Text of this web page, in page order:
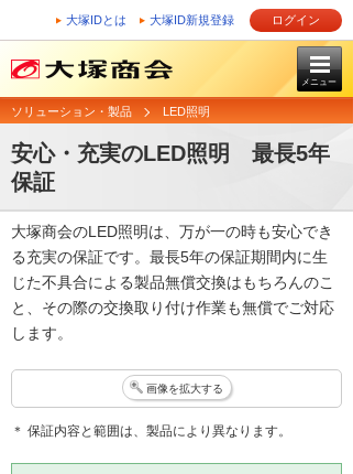
大塚IDとは 大塚ID新規登録 ログイン
メニュー
ソリューション・製品 LED照明
安心・充実のLED照明 最長5年
保証
大塚商会のLED照明は、万が一の時も安心でき
る充実の保証です。最長5年の保証期間内に生
じた不具合による製品無償交換はもちろんのこ
と、その際の交換取り付け作業も無償でご対応
します。
画像を拡大する
＊ 保証内容と範囲は、製品により異なります。